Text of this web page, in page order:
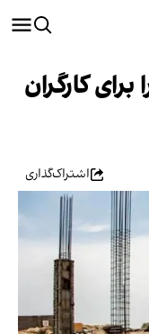
کارگران
اشتراک‌گذاری